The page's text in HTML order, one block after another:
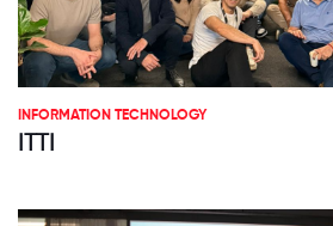
INFORMATION TECHNOLOGY
ITTI